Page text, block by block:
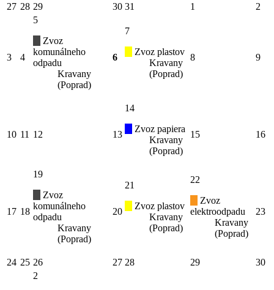
27 28 29 30 31 1 2
3 4
5
Zvoz
komunálneho
odpadu
Kravany
(Poprad)
6
7
Zvoz plastov
Kravany
(Poprad)
8 9
10 11 12 13
14
Zvoz papiera
Kravany
(Poprad)
15 16
17 18
19
Zvoz
komunálneho
odpadu
Kravany
(Poprad)
20
21
Zvoz plastov
Kravany
(Poprad)
22
Zvoz
elektroodpadu
Kravany
(Poprad)
23
24 25 26 27 28 29 30
2